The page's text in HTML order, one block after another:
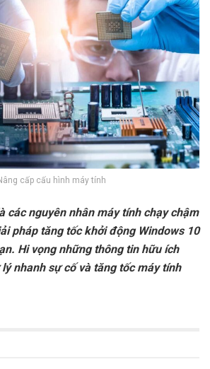
cấp cấu hình máy tính
các nguyên nhân máy tính chạy chậm
pháp tăng tốc khởi động Windows 10
Hi vọng những thông tin hữu ích
nhanh sự cố và tăng tốc máy tính